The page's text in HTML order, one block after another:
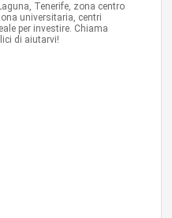
Tenerife, zona centro
universitaria, centri
per investire. Chiama
di aiutarvi!